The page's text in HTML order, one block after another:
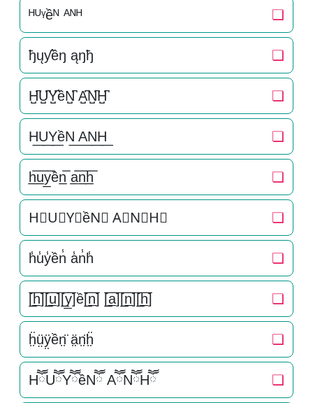
ᴴᵁᵞềᴺ ᴬᴺᴴ ❏
ђųƴềŋ ąŋђ ❏
H̺͆U̺͆Y̺͆ềN̺͆ A̺͆N̺͆H̺͆ ❏
H͟U͟Y͟ềN͟ A͟N͟H͟ ❏
h̲̅u̲̅y̲̅ền̲̅ a̲̅n̲̅h̲̅ ❏
H⃣U⃣Y⃣ềN⃣ A⃣N⃣H⃣ ❏
h̾u̾y̾ền̾ a̾n̾h̾ ❏
[̲̅h̲̅][̲̅u̲̅][̲̅y̲̅]ề[̲̅n̲̅] [̲̅a̲̅][̲̅n̲̅][̲̅h̲̅] ❏
ḧ̤ṳ̈ÿ̤ền̤̈ ä̤n̤̈ḧ̤ ❏
HཽUཽYཽềNཽ AཽNཽHཽ ❏